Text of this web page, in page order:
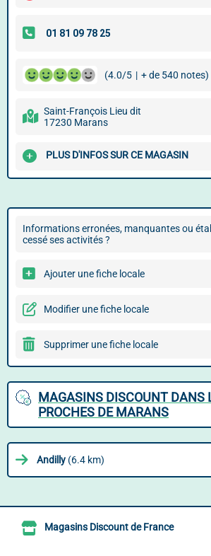
(4.0/5 | + de 540 notes)
Saint-François Lieu dit
17230 Marans
PLUS D'INFOS SUR CE MAGASIN
Informations erronées, manquantes ou
cessé ses activités ?
Ajouter une fiche locale
Modifier une fiche locale
Supprimer une fiche locale
MAGASINS DISCOUNT DANS
PROCHES DE MARANS
Andilly (6.4 km)
Magasins Discount de France